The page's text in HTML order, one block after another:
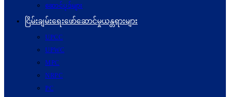
ဆောင်ပုဒ်များ
ငြိမ်းချမ်းရေးဖော်‌ဆောင်မှုယန္တရားများ
UPCC
UPWC
MPC
NRPC
PC